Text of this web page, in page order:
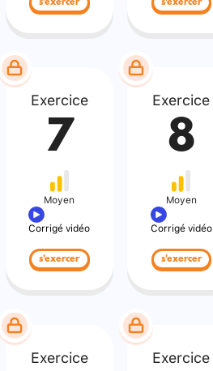
Exercice
7
Moyen
Corrigé vidéo
s'exercer
Exercice
8
Moyen
Corrigé vidéo
s'exercer
Exercice Exercice